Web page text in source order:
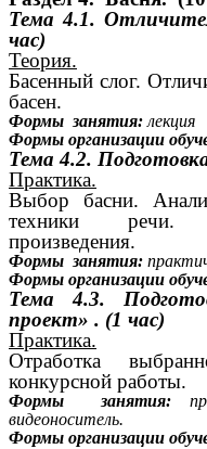
Тема 4.1.
час)
Теория.
Басенный слог.
басен.
Формы занятия: лекция
Формы организации
Тема 4.2.
Практика.
Выбор басни.
техники речи.
произведения.
Формы занятия:
Формы организации
Тема 4.3.
проект» . (1 час)
Практика.
Отработка
конкурсной работы.
Формы занятия:
видеоноситель.
Формы организации